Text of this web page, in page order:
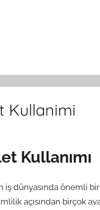
Kullanimi
Kullanımı
iş dünyasında önemli
açısından birçok